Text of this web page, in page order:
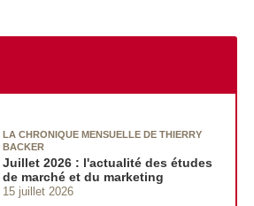
LA CHRONIQUE MENSUELLE DE THIERRY
BACKER
Juillet 2026 : l'actualité des études
de marché et du marketing
15 juillet 2026